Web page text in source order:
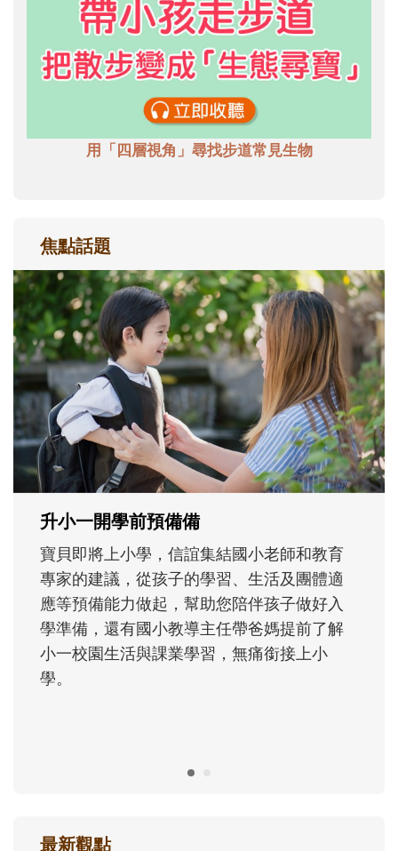
用「四層視角」尋找步道常見生物
焦點話題
和孩子一起長大的那個男人│讀懂父親的
不同模樣
沒有人天生就擅長當爸爸！男人總是在一次
次「前所未有」的體驗中，跟著孩子一起長
大。從給予安全感的肢體遊戲，到獨立自
主、角色認同及解決問題的能力養成。爸爸
正嘗試用不同的模樣，參與孩子每個重要的
最新觀點